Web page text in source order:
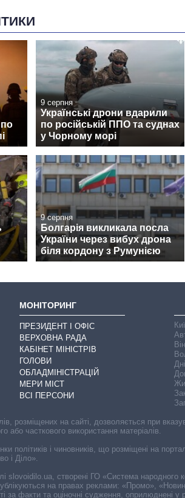
9 серпня
Українські дрони вдарили
по російській ППО та суднах
у Чорному морі
9 серпня
Болгарія викликала посла
України через вибух дрона
біля кордону з Румунією
МОНІТОРИНГ
ПРЕЗИДЕНТ І ОФІС
ВЕРХОВНА РАДА
КАБІНЕТ МІНІСТРІВ
ГОЛОВИ
ОБЛАДМІНІСТРАЦІЙ
МЕРИ МІСТ
ВСІ ПЕРСОНИ
розміщених на сайті, дозволяється при
або часткового використання матеріалів.
політиків і чиновників, що розміщені на
і Діло».
slovoidilo.ua, створені ГО «Система
на правах реклами: «Промо»,
за факти та оціночні судження, оприлюднені